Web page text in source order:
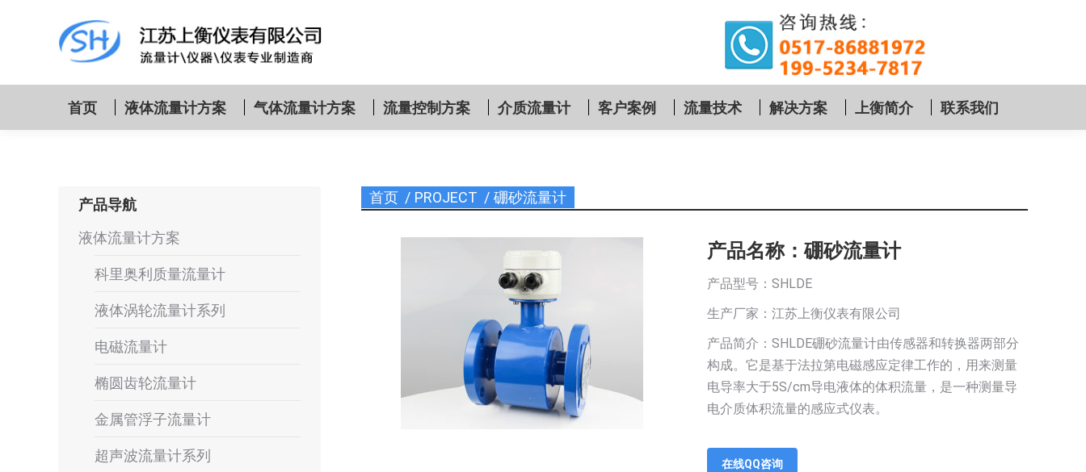
首页 液体流量计方案 气体流量计方案 流量控制方案 介质流量计 客户案例 流量技术 解决方案 上衡简介 联系我们
您在这里：
首页 PROJECT 硼砂流量计
产品名称：硼砂流量计
产品型号：SHLDE
生产厂家：江苏上衡仪表有限公司
产品简介：SHLDE硼砂流量计由传感器和转换器两部分
构成。它是基于法拉第电磁感应定律工作的，用来测量
电导率大于5S/cm导电液体的体积流量，是一种测量导
电介质体积流量的感应式仪表。
在线QQ咨询
产品导航
液体流量计方案
科里奥利质量流量计
液体涡轮流量计系列
电磁流量计
椭圆齿轮流量计
金属管浮子流量计
超声波流量计系列